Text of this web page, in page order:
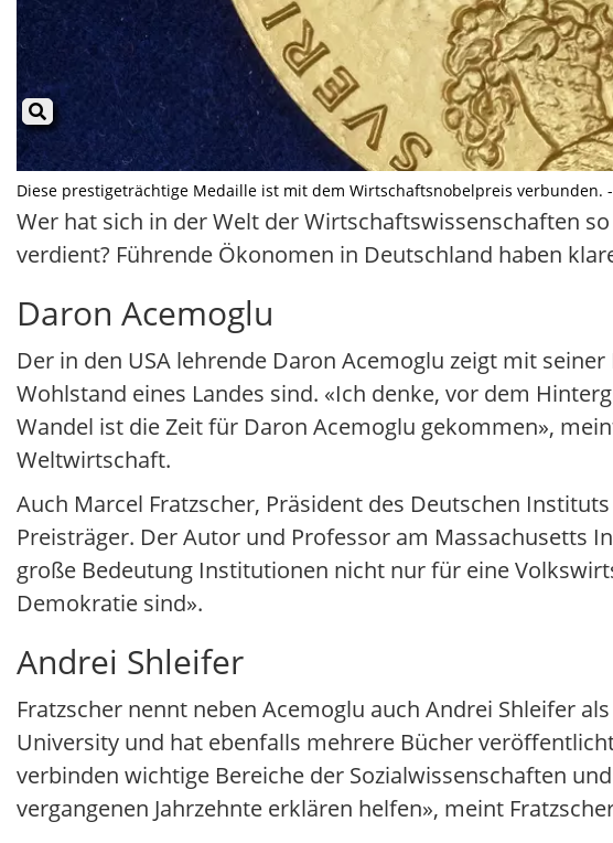
Diese prestigeträchtige Medaille ist mit dem Wirtschaftsnobelpreis verbunden.
Wer hat sich in der Welt der Wirtschaftswissenschaften
verdient? Führende Ökonomen in Deutschland haben
Daron Acemoglu
Der in den USA lehrende Daron Acemoglu zeigt mit
Wohlstand eines Landes sind. «Ich denke, vor dem
Wandel ist die Zeit für Daron Acemoglu gekommen»,
Weltwirtschaft.
Auch Marcel Fratzscher, Präsident des Deutschen
Preisträger. Der Autor und Professor am Massachusetts
große Bedeutung Institutionen nicht nur für eine
Demokratie sind».
Andrei Shleifer
Fratzscher nennt neben Acemoglu auch Andrei Shleifer
University und hat ebenfalls mehrere Bücher
verbinden wichtige Bereiche der Sozialwissenschaften
vergangenen Jahrzehnte erklären helfen», meint